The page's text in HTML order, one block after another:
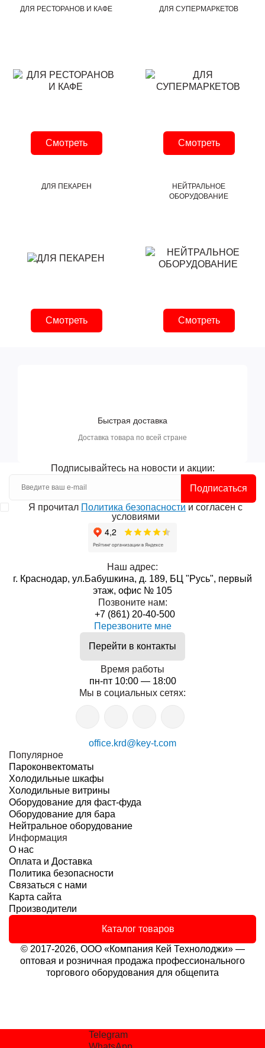
ДЛЯ РЕСТОРАНОВ И КАФЕ
Смотреть
ДЛЯ СУПЕРМАРКЕТОВ
Смотреть
ДЛЯ ПЕКАРЕН
Смотреть
НЕЙТРАЛЬНОЕ
ОБОРУДОВАНИЕ
Смотреть
Быстрая доставка
Доставка товара по всей стране
Подписывайтесь на новости и акции:
Подписаться
Я прочитал Политика безопасности и согласен с
условиями
Наш адрес:
г. Краснодар, ул.Бабушкина, д. 189, БЦ "Русь", первый
этаж, офис № 105
Позвоните нам:
+7 (861) 20-40-500
Перезвоните мне
Перейти в контакты
Время работы
пн-пт 10:00 — 18:00
Мы в социальных сетях:
office.krd@key-t.com
Популярное
Пароконвектоматы
Холодильные шкафы
Холодильные витрины
Оборудование для фаст-фуда
Оборудование для бара
Нейтральное оборудование
Информация
О нас
Оплата и Доставка
Политика безопасности
Связаться с нами
Карта сайта
Производители
Каталог товаров
© 2017-2026, ООО «Компания Кей Технолоджи» —
оптовая и розничная продажа профессионального
торгового оборудования для общепита
Telegram